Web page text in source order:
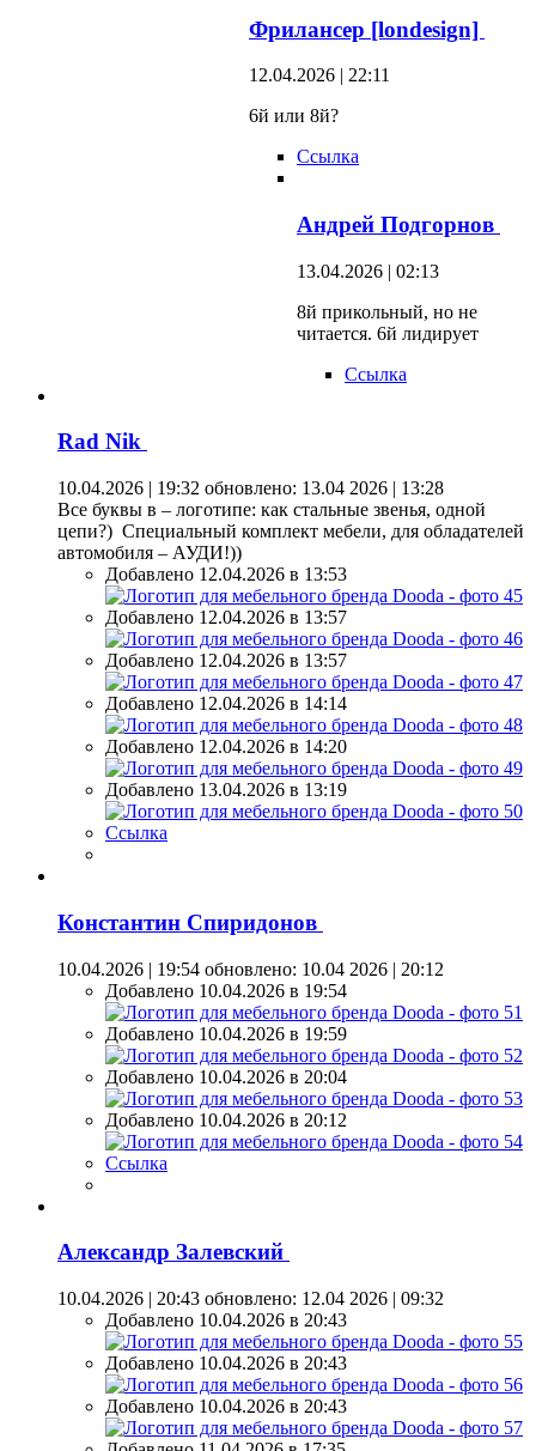
Фрилансер [londesign]
12.04.2026 | 22:11
6й или 8й?
Ссылка
Андрей Подгорнов
13.04.2026 | 02:13
8й прикольный, но не
читается. 6й лидирует
Ссылка
Rad Nik
10.04.2026 | 19:32 обновлено: 13.04 2026 | 13:28
Все буквы в – логотипе: как стальные звенья, одной
цепи?) Специальный комплект мебели, для обладателей
автомобиля – АУДИ!))
Добавлено 12.04.2026 в 13:53
Добавлено 12.04.2026 в 13:57
Добавлено 12.04.2026 в 13:57
Добавлено 12.04.2026 в 14:14
Добавлено 12.04.2026 в 14:20
Добавлено 13.04.2026 в 13:19
Ссылка
Константин Спиридонов
10.04.2026 | 19:54 обновлено: 10.04 2026 | 20:12
Добавлено 10.04.2026 в 19:54
Добавлено 10.04.2026 в 19:59
Добавлено 10.04.2026 в 20:04
Добавлено 10.04.2026 в 20:12
Ссылка
Александр Залевский
10.04.2026 | 20:43 обновлено: 12.04 2026 | 09:32
Добавлено 10.04.2026 в 20:43
Добавлено 10.04.2026 в 20:43
Добавлено 10.04.2026 в 20:43